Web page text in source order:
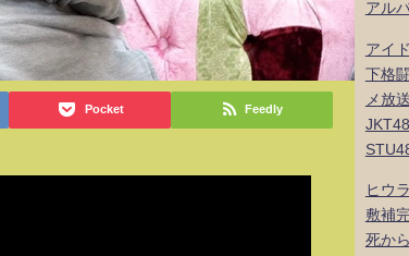
Pocket Feedly
アル
アイ
下格
メ放
ヒウ
敷補
死か